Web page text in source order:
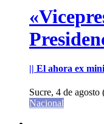
|| El ahora ex
Sucre, 4 de
Nacional